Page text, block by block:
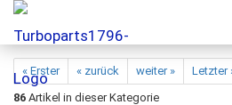
« Erster « zurück weiter »
Letzter
86 Artikel in dieser Kategorie